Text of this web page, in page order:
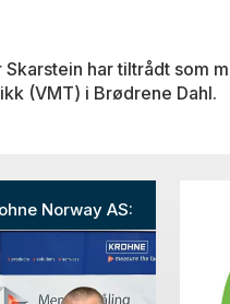
har tiltrådt som
(VMT) i Brødrene Dahl.
Norway AS: